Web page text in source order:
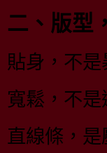
二、版型
貼身，不
寬鬆，不
直線條，